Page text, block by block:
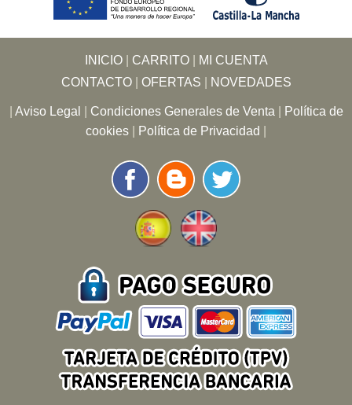
INICIO| CARRITO|
MI CUENTA
CONTACTO| OFERTAS NOVEDADES
Aviso Legal Condiciones Generales de Venta
Política de
cookies
Política de Privacidad